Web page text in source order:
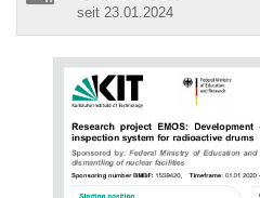
seit 23.01.2024